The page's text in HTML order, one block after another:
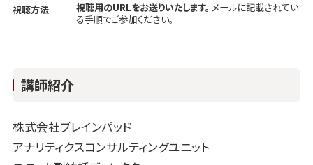
視聴方法 視聴用のURLをお送りいたします。 メールに記載されてい
る手順でご参加ください。
講師紹介
株式会社ブレインパッド
アナリティクスコンサルティングユニット